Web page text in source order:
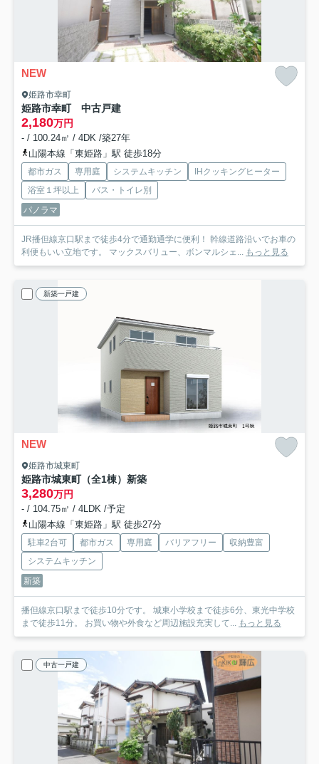
NEW
姫路市幸町
姫路市幸町 中古戸建
2,180万円
- / 100.24㎡ / 4DK /築27年
山陽本線「東姫路」駅 徒歩18分
都市ガス 専用庭 システムキッチン
IHクッキングヒーター
浴室１坪以上
バス・トイレ別
パノラマ
JR播但線京口駅まで徒歩4分で通勤通学に便利！ 幹線道路沿いでお車の
利便もいい立地です。 マックスバリュー、ボンマルシェ... もっと見る
新築一戸建
NEW
姫路市城東町
姫路市城東町（全1棟）新築
3,280万円
- / 104.75㎡ / 4LDK /予定
山陽本線「東姫路」駅 徒歩27分
駐車2台可 都市ガス 専用庭 バリアフリー
収納豊富
システムキッチン
新築
播但線京口駅まで徒歩10分です。 城東小学校まで徒歩6分、東光中学校
まで徒歩11分。 お買い物や外食など周辺施設充実して... もっと見る
中古一戸建